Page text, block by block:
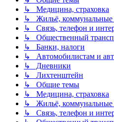
↳ Медицина, страховка
↳ Жильё, коммунальные
↳ Связь, телефон и
↳ Общественный
↳ Банки, налоги
↳ Автомобилистам и
↳ Дневники
↳ Лихтенштейн
↳ Общие темы
↳ Медицина, страховка
↳ Жильё, коммунальные
↳ Связь, телефон и